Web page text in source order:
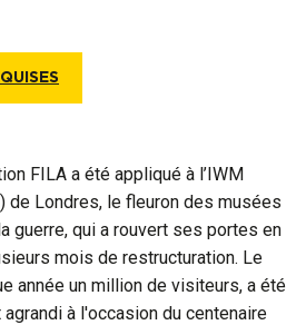
FILA a été appliqué à l’IWM
de Londres, le fleuron des musées
guerre, qui a rouvert ses portes en
mois de restructuration. Le
année un million de visiteurs, a été
à l'occasion du centenaire